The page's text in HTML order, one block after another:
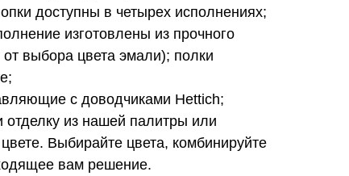
доступны в четырех исполнениях;
изготовлены из прочного
выбора цвета эмали); полки
с доводчиками Hettich;
отделку из нашей палитры или
Выбирайте цвета, комбинируйте
вам решение.